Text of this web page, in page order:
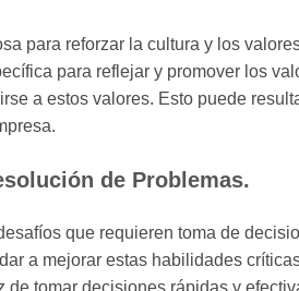
para reforzar la cultura y los
para reflejar y promover los
a estos valores. Esto puede
de Problemas.
que requieren toma de
a mejorar estas habilidades